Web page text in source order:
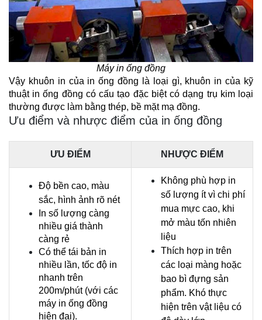
Máy in ống đồng
Vậy khuôn in của in ống đồng là loại gì, khuôn in của kỹ
thuật in ống đồng có cấu tạo đặc biệt có dạng trụ kim loại
thường được làm bằng thép, bề mặt mạ đồng.
Ưu điểm và nhược điểm của in ống đồng
ƯU ĐIỂM NHƯỢC ĐIỂM
Độ bền cao, màu
sắc, hình ảnh rõ nét
In số lượng càng
nhiều giá thành
càng rẻ
Có thể tái bản in
nhiều lần, tốc độ in
nhanh trên
200m/phút (với các
máy in ống đồng
hiện đại).
Không phù hợp in
số lượng ít vì chi phí
mua mực cao, khi
mở màu tốn nhiên
liệu
Thích hợp in trên
các loại màng hoặc
bao bì đựng sản
phẩm. Khó thực
hiện trên vật liệu có